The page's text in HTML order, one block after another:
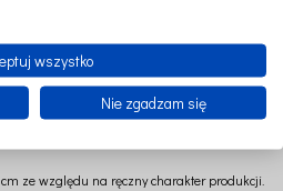
czy tekstylia dekoracyjne.
ze względu na ręczny charakter produkcji.
wszystko
Nie zgadzam się